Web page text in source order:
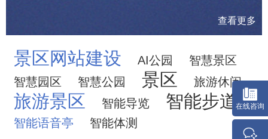
查看更多
景区网站建设 AI公园
智慧景区
智慧园区
智慧公园 景区 旅游休闲
旅游景区 智能导览 智能步道
智能语音亭 智能体测